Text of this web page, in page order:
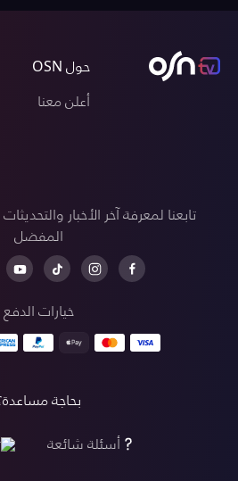
حول OSN
أعلن معنا
تابعنا لمعرفة آخر الأخبار
المفضل
خيارات الدفع
بحاجة
أسئلة شائعة